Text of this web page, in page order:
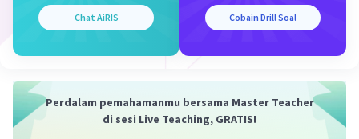
pemindahan titik atau bangun (objek) pada
dasarnya secara ekstrem. Operasinya
Translasi(Pergeseran)
(Pencerminan)
Chat AiRIS Cobain Drill Soal
Perdalam pemahamanmu bersama Master Teacher
di sesi Live Teaching, GRATIS!